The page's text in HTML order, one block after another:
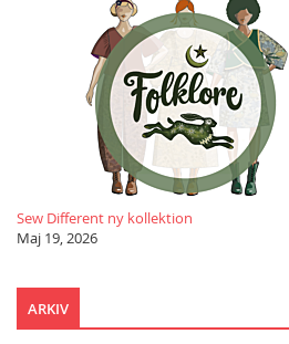
Sew Different ny kollektion
Maj 19, 2026
ARKIV